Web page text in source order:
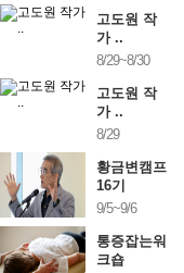
고도원 작
가 ..
8/29~8/30
고도원 작
가 ..
8/29
황금변캠프
16기
9/5~9/6
통증잡는워
크숍